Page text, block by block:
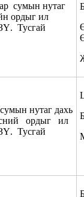
сумын нутаг
ордыг ил
Тусгай
нутаг дахь
ордыг ил
Тусгай